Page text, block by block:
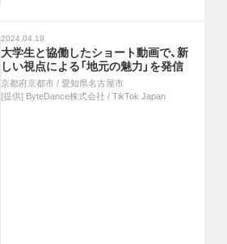
2024.04.19
大学生と協働したショート動画で、新
しい視点による「地元の魅力」を発信
京都府京都市 / 愛知県名古屋市
[提供] ByteDance株式会社 / TikTok Japan